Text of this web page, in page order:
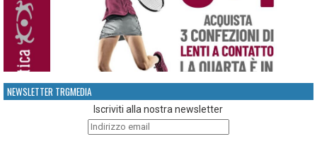
NEWSLETTER TRGMEDIA
Iscriviti alla nostra newsletter